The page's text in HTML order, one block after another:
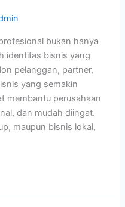
bukan hanya
identitas bisnis yang
pelanggan, partner,
yang semakin
membantu perusahaan
dan mudah diingat.
maupun bisnis lokal,